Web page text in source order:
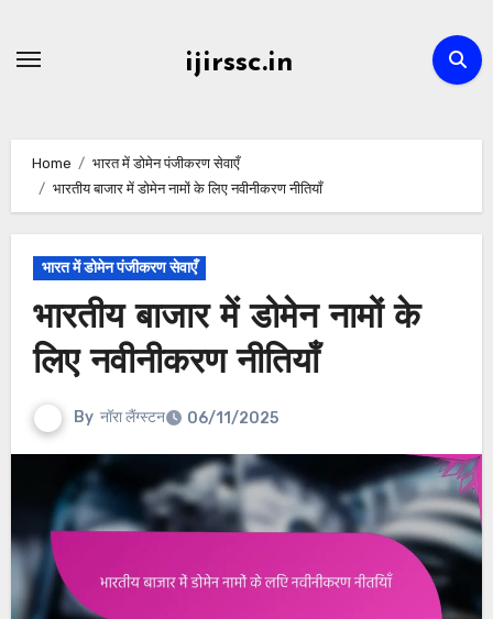
ijirssc.in
Home
भारत में डोमेन पंजीकरण सेवाएँ
भारतीय बाजार में डोमेन नामों के लिए नवीनीकरण नीतियाँ
भारत में डोमेन पंजीकरण सेवाएँ
भारतीय बाजार में डोमेन नामों के
लिए नवीनीकरण नीतियाँ
By नॉरा लैंग्स्टन 06/11/2025